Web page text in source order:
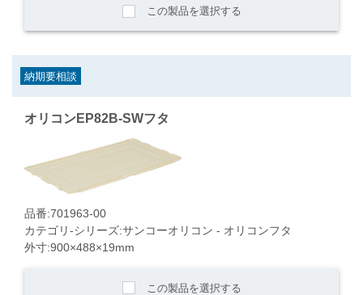
この製品を選択する
納期要相談
オリコンEP82B-SWフタ
品番:701963-00
カテゴリ-シリーズ:サンコーオリコン - オリコンフタ
外寸:900×488×19mm
この製品を選択する